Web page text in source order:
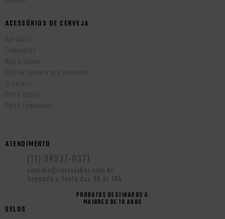
ACESSÓRIOS DE CERVEJA
Bar Mats
Camisetas
Kits e copos
Kits de cerveja pra presente
Growlers
Porta copos
Porta tampinhas
ATENDIMENTO
(11) 94937-0371
contato@cervejabox.com.br
Segunda a Sexta das 9h às 18h
PRODUTOS DESTINADOS A
MAIORES DE 18 ANOS
SELOS